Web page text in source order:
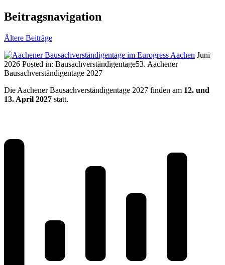
Beitragsnavigation
Ältere Beiträge
Juni
2026 Posted in: Bausachverständigentage53. Aachener
Bausachverständigentage 2027
Die Aachener Bausachverständigentage 2027 finden am 12. und
13. April 2027 statt.